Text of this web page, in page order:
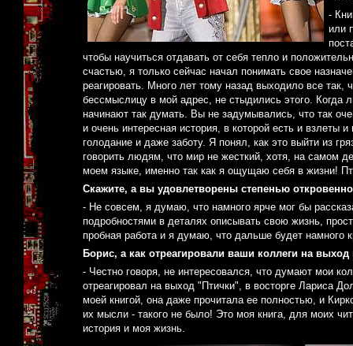
-
или
чтобы научиться отдавать от себя тепло и
счастью, я только сейчас начал понимать свое
реагировать. Много лет тому назад выходило все
бессмыслицу в мой адрес, не стыдились этого. Когда
начинают так думать. Вы не задумывались, что так
и очень интересная история, в которой есть и
голодание и даже заботу. Я понял, как это выйти из
говорить людям, что мир не жесткий, хотя, на самом
моем языке, именно так как я ощущаю себя в жизни!
Скажите, а вы удовлетворены степенью
- Не совсем, я думаю, что намного ярче мог бы
подробностями в деталях описывать свою жизнь,
пробная работа и я думаю, что дальше будет намного
Борис, а как отреагировали ваши коллеги на
- Честно говоря, не интересовался, что думают мои
отреагировал на выход "Птички", в восторге Лариса
моей книгой, она даже прочитала ее полностью, и
их мысли - такого не было! Это моя книга, для моих
история и моя жизнь.